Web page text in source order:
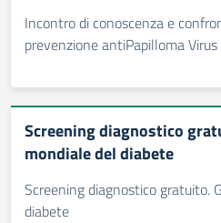
Incontro di conoscenza e
prevenzione antiPapilloma Virus
Screening diagnostico
mondiale del diabete
Screening diagnostico gratuito.
diabete